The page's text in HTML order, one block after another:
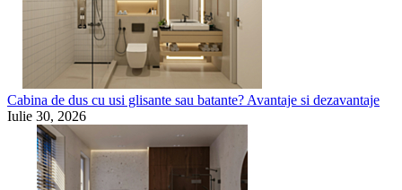
Cabina de dus cu usi glisante sau batante? Avantaje si dezavantaje
Iulie 30, 2026